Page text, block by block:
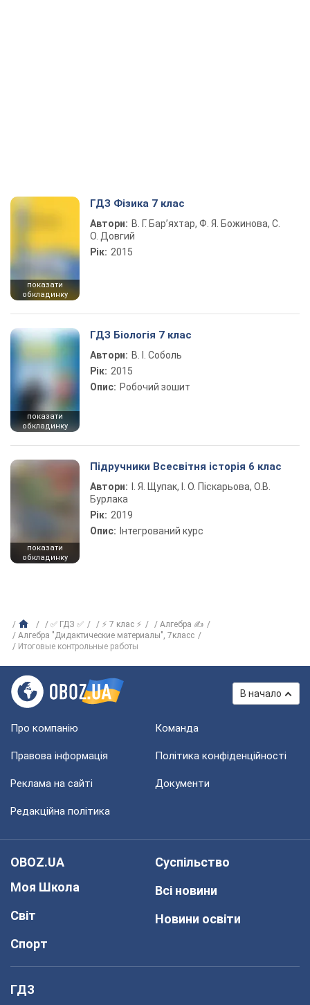
показати
обкладинку
ГДЗ Фізика 7 клас
Автори: В. Г. Бар’яхтар, Ф. Я. Божинова, С.
О. Довгий
Рік: 2015
показати
обкладинку
ГДЗ Біологія 7 клас
Автори: В. І. Соболь
Рік: 2015
Опис: Робочий зошит
показати
обкладинку
Підручники Всесвітня історія 6 клас
Автори:
І. Я. Щупак, І. О. Піскарьова, О.В.
Бурлака
Рік: 2019
Опис: Інтегрований курс
✅ ГДЗ ✅ ⚡ 7 клас ⚡
Алгебра ✍
Алгебра "Дидактические материалы", 7класс
Итоговые контрольные работы
В начало
Про компанію Команда
Правова інформація Політика конфіденційності
Реклама на сайті Документи
Редакційна політика
OBOZ.UA
Моя Школа
Світ
Спорт
Суспільство
Всі новини
Новини освіти
ГДЗ